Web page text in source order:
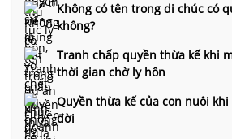
Không có tên trong di chúc có
không?
Tranh chấp quyền thừa kế khi
thời gian chờ ly hôn
Quyền thừa kế của con nuôi
đời